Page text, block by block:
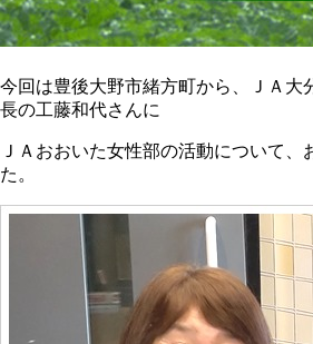
今回は豊後大野市緒方町から、ＪＡ大
長の工藤和代さんに
ＪＡおおいた女性部の活動について、
た。